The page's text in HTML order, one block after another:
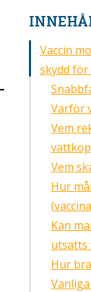
Vaccin
skydd för
Varför
Vem
Vem
Hur
Kan
utsatts
Hur